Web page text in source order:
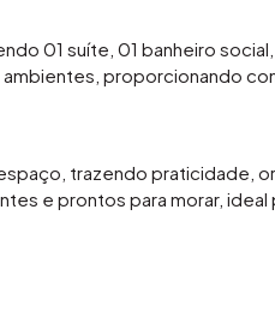
01 suíte, 01 banheiro social,
proporcionando
trazendo praticidade,
e prontos para morar,
d’Oeste, com fácil acesso